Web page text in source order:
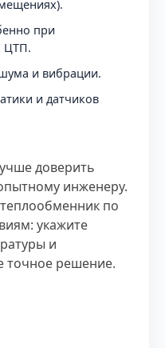
при
ЦТП.
и вибрации.
и датчиков
доверить
инженеру.
по
укажите
и
точное решение.